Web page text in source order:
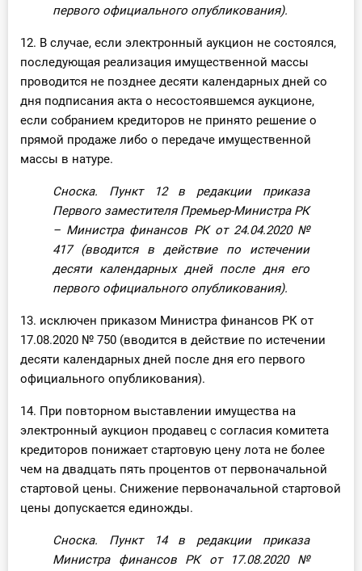
первого официального опубликования).
12. В случае, если электронный аукцион не состоялся,
последующая реализация имущественной массы
проводится не позднее десяти календарных дней со
дня подписания акта о несостоявшемся аукционе,
если собранием кредиторов не принято решение о
прямой продаже либо о передаче имущественной
массы в натуре.
Сноска. Пункт 12 в редакции приказа
Первого заместителя Премьер-Министра РК
– Министра финансов РК от 24.04.2020 №
417(вводится в действие по истечении
десяти календарных дней после дня его
первого официального опубликования).
13. исключен приказом Министра финансов РК от
17.08.2020 № 750 (вводится в действие по истечении
десяти календарных дней после дня его первого
официального опубликования).
14. При повторном выставлении имущества на
электронный аукцион продавец с согласия комитета
кредиторов понижает стартовую цену лота не более
чем на двадцать пять процентов от первоначальной
стартовой цены. Снижение первоначальной стартовой
цены допускается единожды.
Сноска. Пункт 14 в редакции приказа
Министра финансов РК от 17.08.2020 №